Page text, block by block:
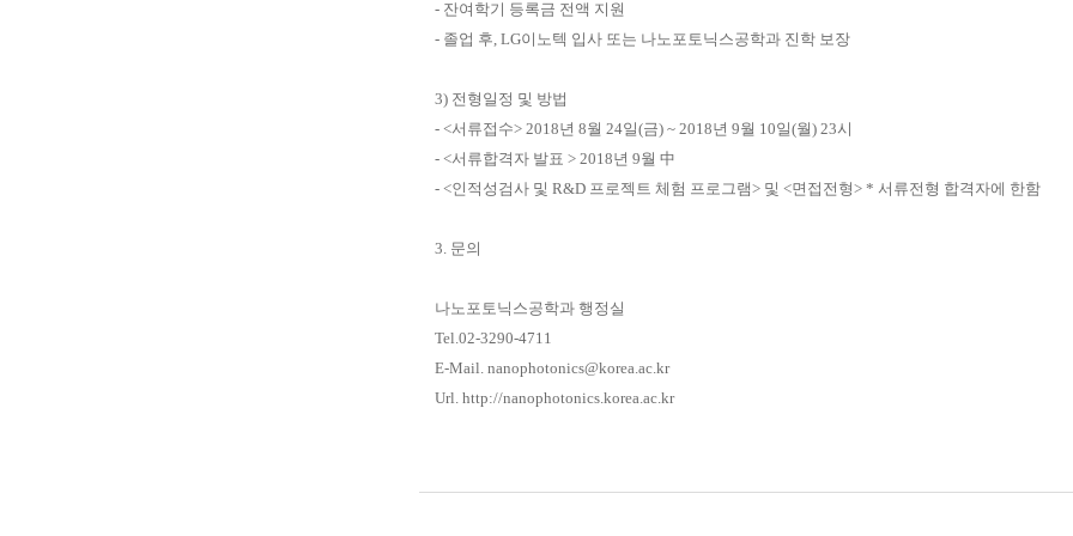
- 잔여학기 등록금 전액 지원
- 졸업 후 , LG이노텍 입사 또는 나노포토닉스공학과 진학 보장
3) 전형일정 및 방법
- <서류접수> 2018년 8월 24일(금) ~ 2018년 9월 10일(월) 23시
- <서류합격자 발표 > 2018년 9월 中
- <인적성검사 및 R&D 프로젝트 체험 프로그램> 및 <면접전형> * 서류전형 합격자에 한함
3. 문의
나노포토닉스공학과 행정실
Tel.02-3290-4711
E-Mail. nanophotonics@korea.ac.kr
Url. http://nanophotonics.korea.ac.kr